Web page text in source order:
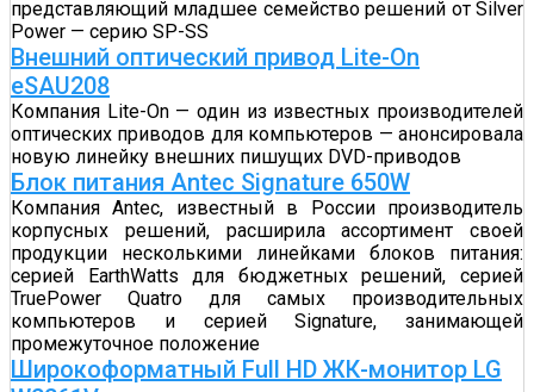
представляющий младшее семейство решений от Silver
Power — серию SP-SS
Внешний оптический привод Lite-On
eSAU208
Компания Lite-On — один из известных производителей
оптических приводов для компьютеров — анонсировала
новую линейку внешних пишущих DVD-приводов
Блок питания Antec Signature 650W
Компания Antec, известный в России производитель
корпусных решений, расширила ассортимент своей
продукции несколькими линейками блоков питания:
серией EarthWatts для бюджетных решений, серией
TruePower Quatro для самых производительных
компьютеров и серией Signature, занимающей
промежуточное положение
Широкоформатный Full HD ЖК-монитор LG